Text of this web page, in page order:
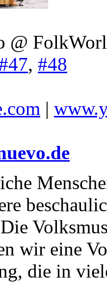
@
, #48
|
wir eine
die in